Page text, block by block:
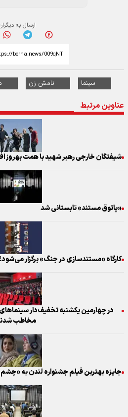
ارسال به
سینما نامش زن
عناوین مرتبط
شیفتگان خارجی رهبر شهید با همت
«پاتوق مستند» تابستانی شد
کارگاه «مستندسازی در جنگ» برگزار
مخاطب
جایزه بهترین فیلم جشنواره لندن به